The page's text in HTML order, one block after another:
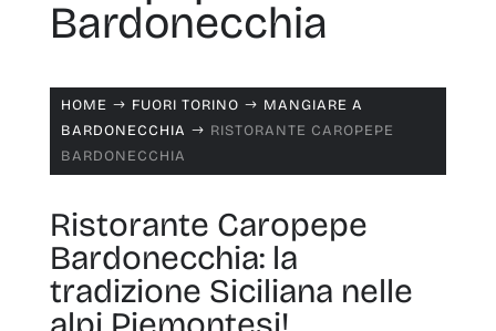
Bardonecchia
HOME $ FUORI TORINO $ MANGIARE A
BARDONECCHIA $ RISTORANTE CAROPEPE
BARDONECCHIA
Ristorante Caropepe
Bardonecchia: la
tradizione Siciliana nelle